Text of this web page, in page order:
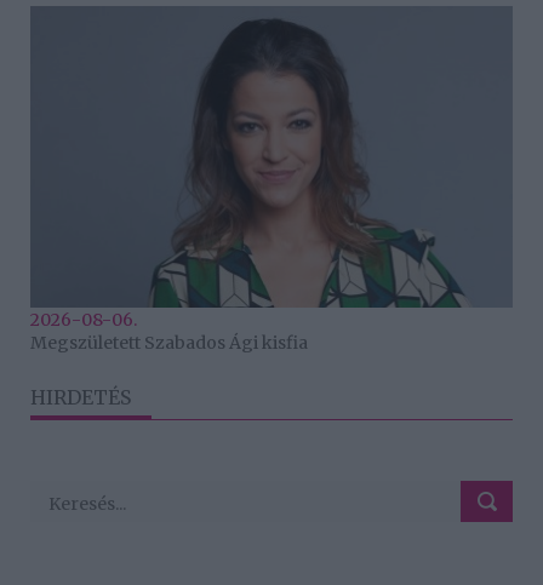
2026-08-06.
Megszületett Szabados Ági kisfia
HIRDETÉS